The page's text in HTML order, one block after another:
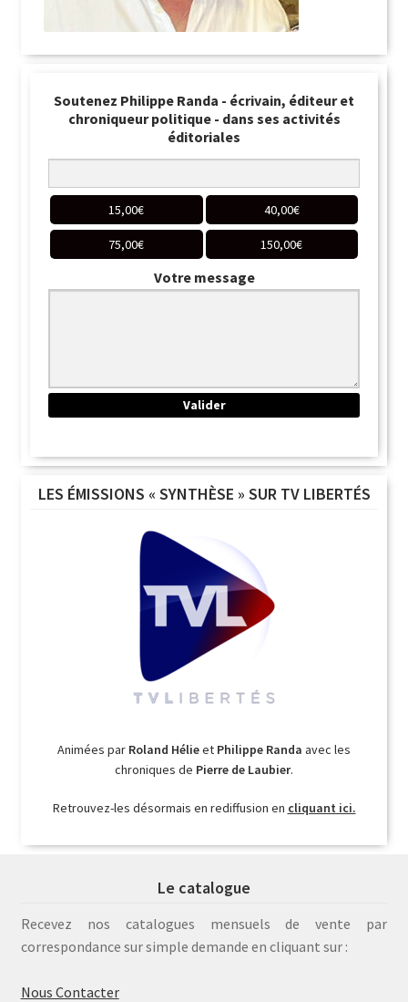
Soutenez Philippe Randa - écrivain, éditeur et
chroniqueur politique - dans ses activités
éditoriales
15,00€ 40,00€
75,00€ 150,00€
Votre message
LES ÉMISSIONS « SYNTHÈSE » SUR TV LIBERTÉS
Animées par Roland Hélieet Philippe Randa avec les
chroniques de Pierre de Laubier.
Retrouvez-les désormais en rediffusion en cliquant ici.
Le catalogue
Recevez nos catalogues mensuels de vente par
correspondance sur simple demande en cliquant sur :
Nous Contacter